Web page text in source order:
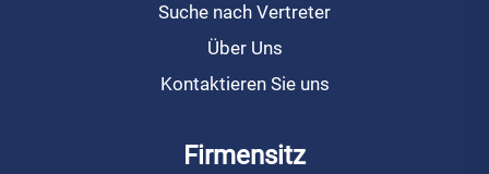
Suche nach Vertreter
Über Uns
Kontaktieren Sie uns
Firmensitz